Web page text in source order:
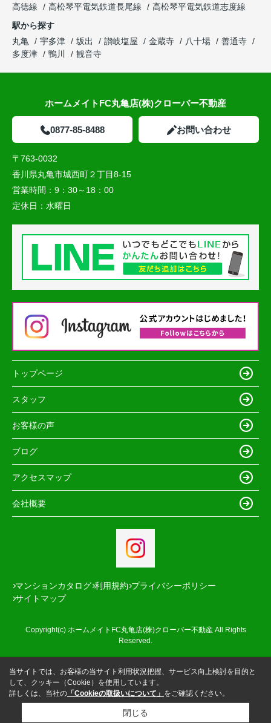
高徳線
高松琴平電気鉄道長尾線
高松琴平電気鉄道志度線
駅から探す
丸亀
宇多津 坂出 讃岐塩屋 金蔵寺 八十場
善通寺
多度津
鴨川 観音寺
ホームメイトFC丸亀店(株)クローバー不動産
0877-85-8488 お問い合わせ
〒763-0032
香川県丸亀市城西町２丁目8-15
営業時間： 9：30～18：00
定休日： 水曜日
トップページ
スタッフ
お客様の声
ブログ
アクセスマップ
会社概要
マンションカタログ 利用規約 プライバシーポリシー
サイトマップ
Copyright(c) ホームメイトFC丸亀店(株)クローバー不動産 All Rights
Reserved.
当サイトでは、お客様の当サイト利用状況把握、サービス向上検討を目的と
して、クッキー（Cookie）を使用しています。
詳しくは、当社の 「Cookieの取扱いについて」 をご確認ください。
閉じる